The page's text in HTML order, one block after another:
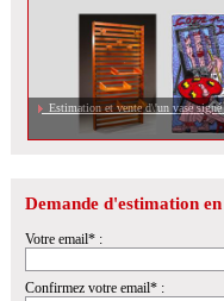
Estimation et vente d\'un vase
Demande d'estimation
Votre email* :
Confirmez votre email* :